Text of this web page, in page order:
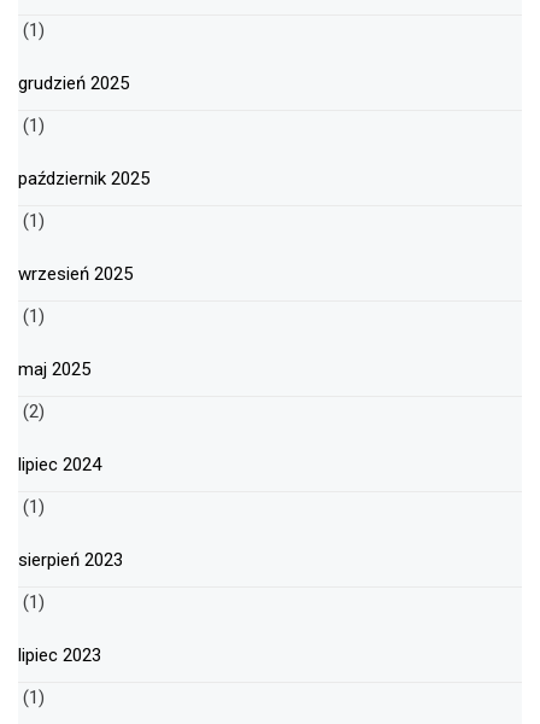
(1)
grudzień 2025
(1)
październik 2025
(1)
wrzesień 2025
(1)
maj 2025
(2)
lipiec 2024
(1)
sierpień 2023
(1)
lipiec 2023
(1)